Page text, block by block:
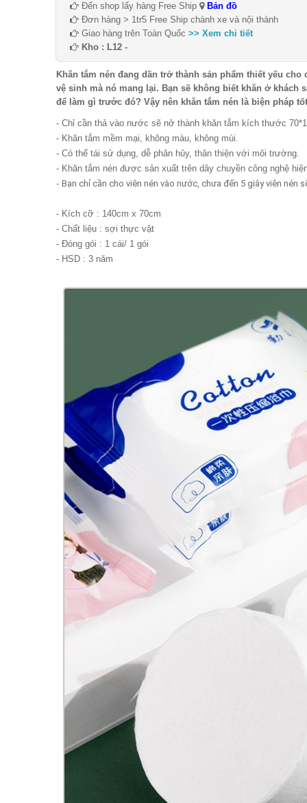
Đến shop lấy hàng Free Ship
Bản đồ
Đơn hàng > 1tr5 Free Ship chành xe và nội thành
Giao hàng trên Toàn Quốc >> Xem chi tiết
Kho : L12 -
Khăn tắm nén đang dần trở thành sản phẩm thiết yếu
vệ sinh mà nó mang lại. Bạn sẽ không biết khăn ở khách
để làm gì trước đó? Vậy nên khăn tắm nén là biện pháp
- Chỉ cần thả vào nước sẽ nở thành khăn tắm kích thước
- Khăn tắm mềm mại, không màu, không mùi.
- Có thể tái sử dụng, dễ phân hủy, thân thiện với môi trường.
- Khăn tắm nén được sản xuất trên dây chuyền công nghệ
- Bạn chỉ cần cho viên nén vào nước, chưa đến 5 giây viên nén
- Kích cỡ : 140cm x 70cm
- Chất liệu : sợi thực vật
- Đóng gói : 1 cái/ 1 gói
- HSD : 3 năm